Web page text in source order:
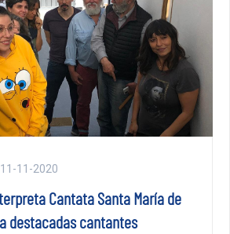
11-11-2020
Cantata Santa María de
destacadas cantantes